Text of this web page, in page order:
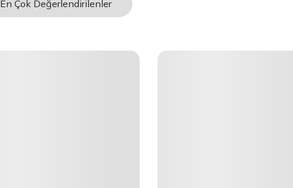
En Çok Değerlendirilenler